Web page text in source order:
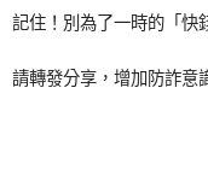
記住！別為了一時的「快
請轉發分享，增加防詐意